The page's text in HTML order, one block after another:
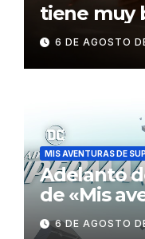
tiene muy
el fracaso
6 DE AGOSTO
MIS AVENTURAS DE
Adelanto
de «Mis
6 DE AGOSTO